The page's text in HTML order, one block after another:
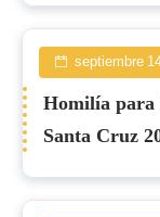
septiembre
Homilía para
Santa Cruz